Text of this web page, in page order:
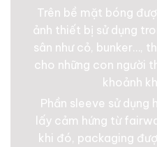
Trên bề mặt bóng
ảnh thiết bị sử dụng
sân như cỏ, bunker…,
cho những con người
khoảnh
Phần sleeve sử
lấy cảm hứng từ
khi đó, packaging